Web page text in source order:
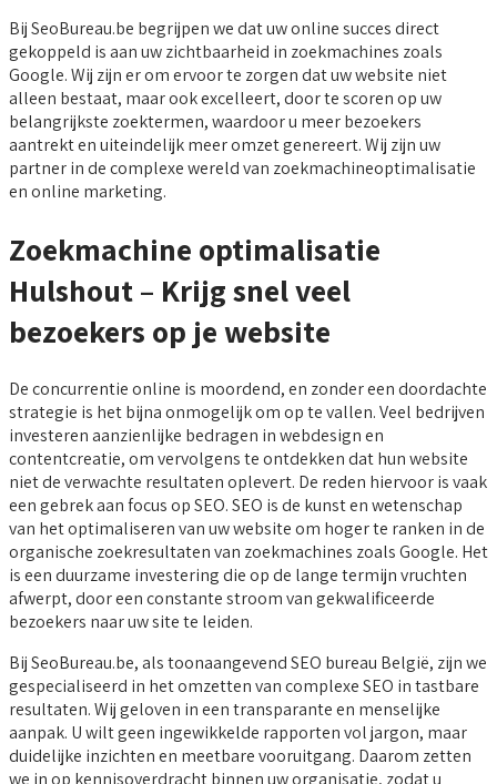
Bij SeoBureau.be begrijpen we dat uw online succes direct
gekoppeld is aan uw zichtbaarheid in zoekmachines zoals
Google. Wij zijn er om ervoor te zorgen dat uw website niet
alleen bestaat, maar ook excelleert, door te scoren op uw
belangrijkste zoektermen, waardoor u meer bezoekers
aantrekt en uiteindelijk meer omzet genereert. Wij zijn uw
partner in de complexe wereld van zoekmachineoptimalisatie
en online marketing.
Zoekmachine optimalisatie
Hulshout – Krijg snel veel
bezoekers op je website
De concurrentie online is moordend, en zonder een doordachte
strategie is het bijna onmogelijk om op te vallen. Veel bedrijven
investeren aanzienlijke bedragen in webdesign en
contentcreatie, om vervolgens te ontdekken dat hun website
niet de verwachte resultaten oplevert. De reden hiervoor is vaak
een gebrek aan focus op SEO. SEO is de kunst en wetenschap
van het optimaliseren van uw website om hoger te ranken in de
organische zoekresultaten van zoekmachines zoals Google. Het
is een duurzame investering die op de lange termijn vruchten
afwerpt, door een constante stroom van gekwalificeerde
bezoekers naar uw site te leiden.
Bij SeoBureau.be, als toonaangevend SEO bureau België, zijn we
gespecialiseerd in het omzetten van complexe SEO in tastbare
resultaten. Wij geloven in een transparante en menselijke
aanpak. U wilt geen ingewikkelde rapporten vol jargon, maar
duidelijke inzichten en meetbare vooruitgang. Daarom zetten